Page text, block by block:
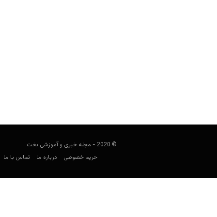
© 2020 - مجله خبری و آموزشی بخت
حریم خصوصی
درباره ما تماس با ما